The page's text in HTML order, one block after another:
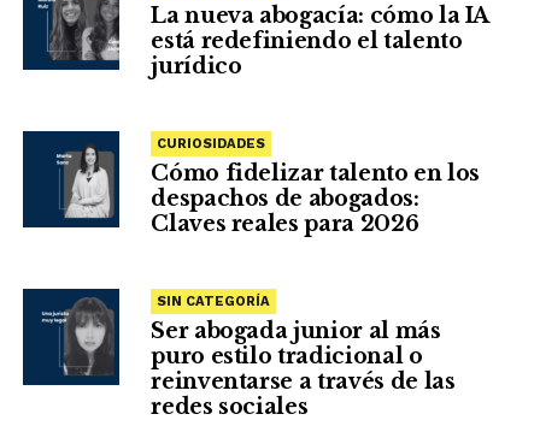
La nueva abogacía: cómo la IA
está redefiniendo el talento
jurídico
CURIOSIDADES
Cómo fidelizar talento en los
despachos de abogados:
Claves reales para 2026
SIN CATEGORÍA
Ser abogada junior al más
puro estilo tradicional o
reinventarse a través de las
redes sociales